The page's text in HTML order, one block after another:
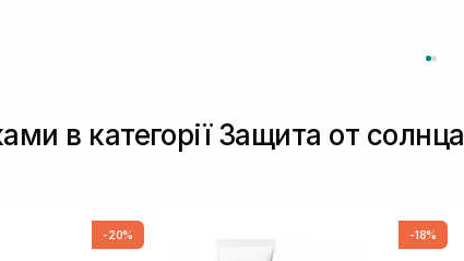
в категорії Защита от солнца
-20% -18%